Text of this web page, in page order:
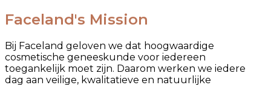
Faceland's Mission
Bij Faceland geloven we dat hoogwaardige
cosmetische geneeskunde voor iedereen
toegankelijk moet zijn. Daarom werken we iedere
dag aan veilige, kwalitatieve en natuurlijke